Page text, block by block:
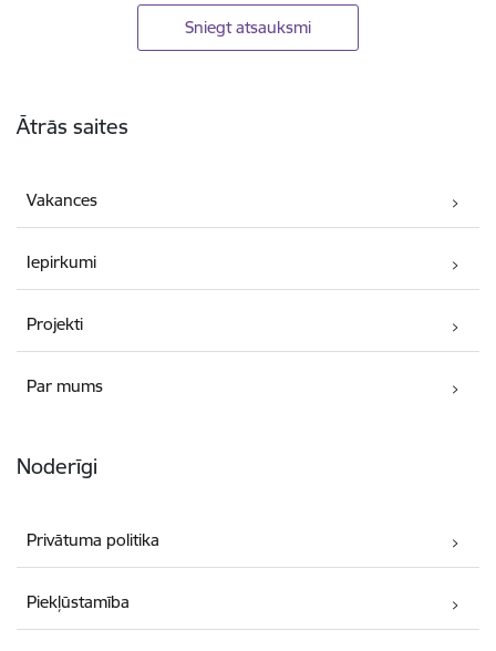
Sniegt atsauksmi
Ātrās saites
Vakances
Iepirkumi
Projekti
Par mums
Noderīgi
Privātuma politika
Piekļūstamība